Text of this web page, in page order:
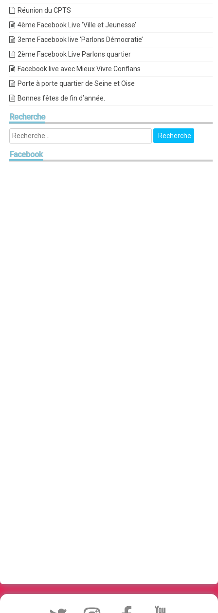
Réunion du CPTS
4ème Facebook Live ‘Ville et Jeunesse’
3eme Facebook live ‘Parlons Démocratie’
2ème Facebook Live Parlons quartier
Facebook live avec Mieux Vivre Conflans
Porte à porte quartier de Seine et Oise
Bonnes fêtes de fin d’année.
Recherche
Facebook